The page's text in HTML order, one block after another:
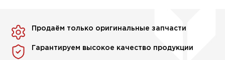
Продаём только оригинальные запчасти
Гарантируем высокое качество продукции